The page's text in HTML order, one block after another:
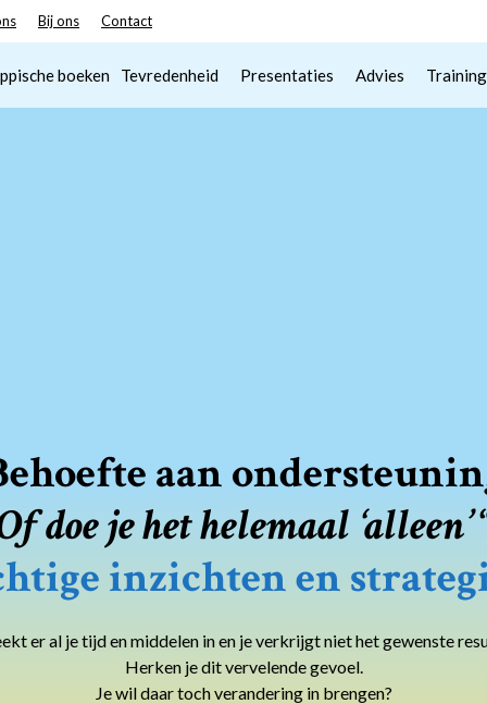
Bij ons Contact
boeken Tevredenheid Presentaties Advies
aan ondersteunin
f doe je het helemaal ‘alleen’
inzichten en
er al je tijd en middelen in en je verkrijgt niet het gewenste
Herken je dit vervelende gevoel.
Je wil daar toch verandering in brengen?